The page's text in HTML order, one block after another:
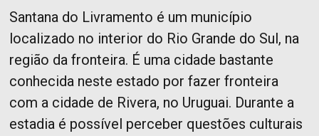
Santana do Livramento é um município
localizado no interior do Rio Grande do Sul, na
região da fronteira. É uma cidade bastante
conhecida neste estado por fazer fronteira
com a cidade de Rivera, no Uruguai. Durante a
estadia é possível perceber questões culturais